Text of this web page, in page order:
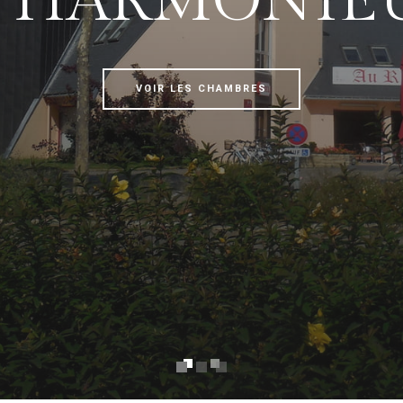
VOIR LES CHAMBRES